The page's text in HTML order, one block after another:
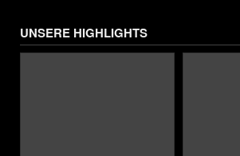
UNSERE HIGHLIGHTS